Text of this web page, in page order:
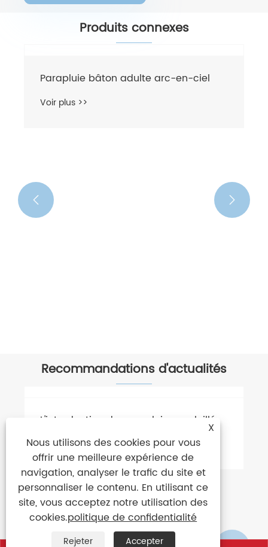
Produits connexes
 
Recommandations d'actualités
X
Nous utilisons des cookies pour vous
offrir une meilleure expérience de
navigation, analyser le trafic du site et
personnaliser le contenu. En utilisant ce
site, vous acceptez notre utilisation des
cookies.politique de confidentialité
Rejeter Accepter